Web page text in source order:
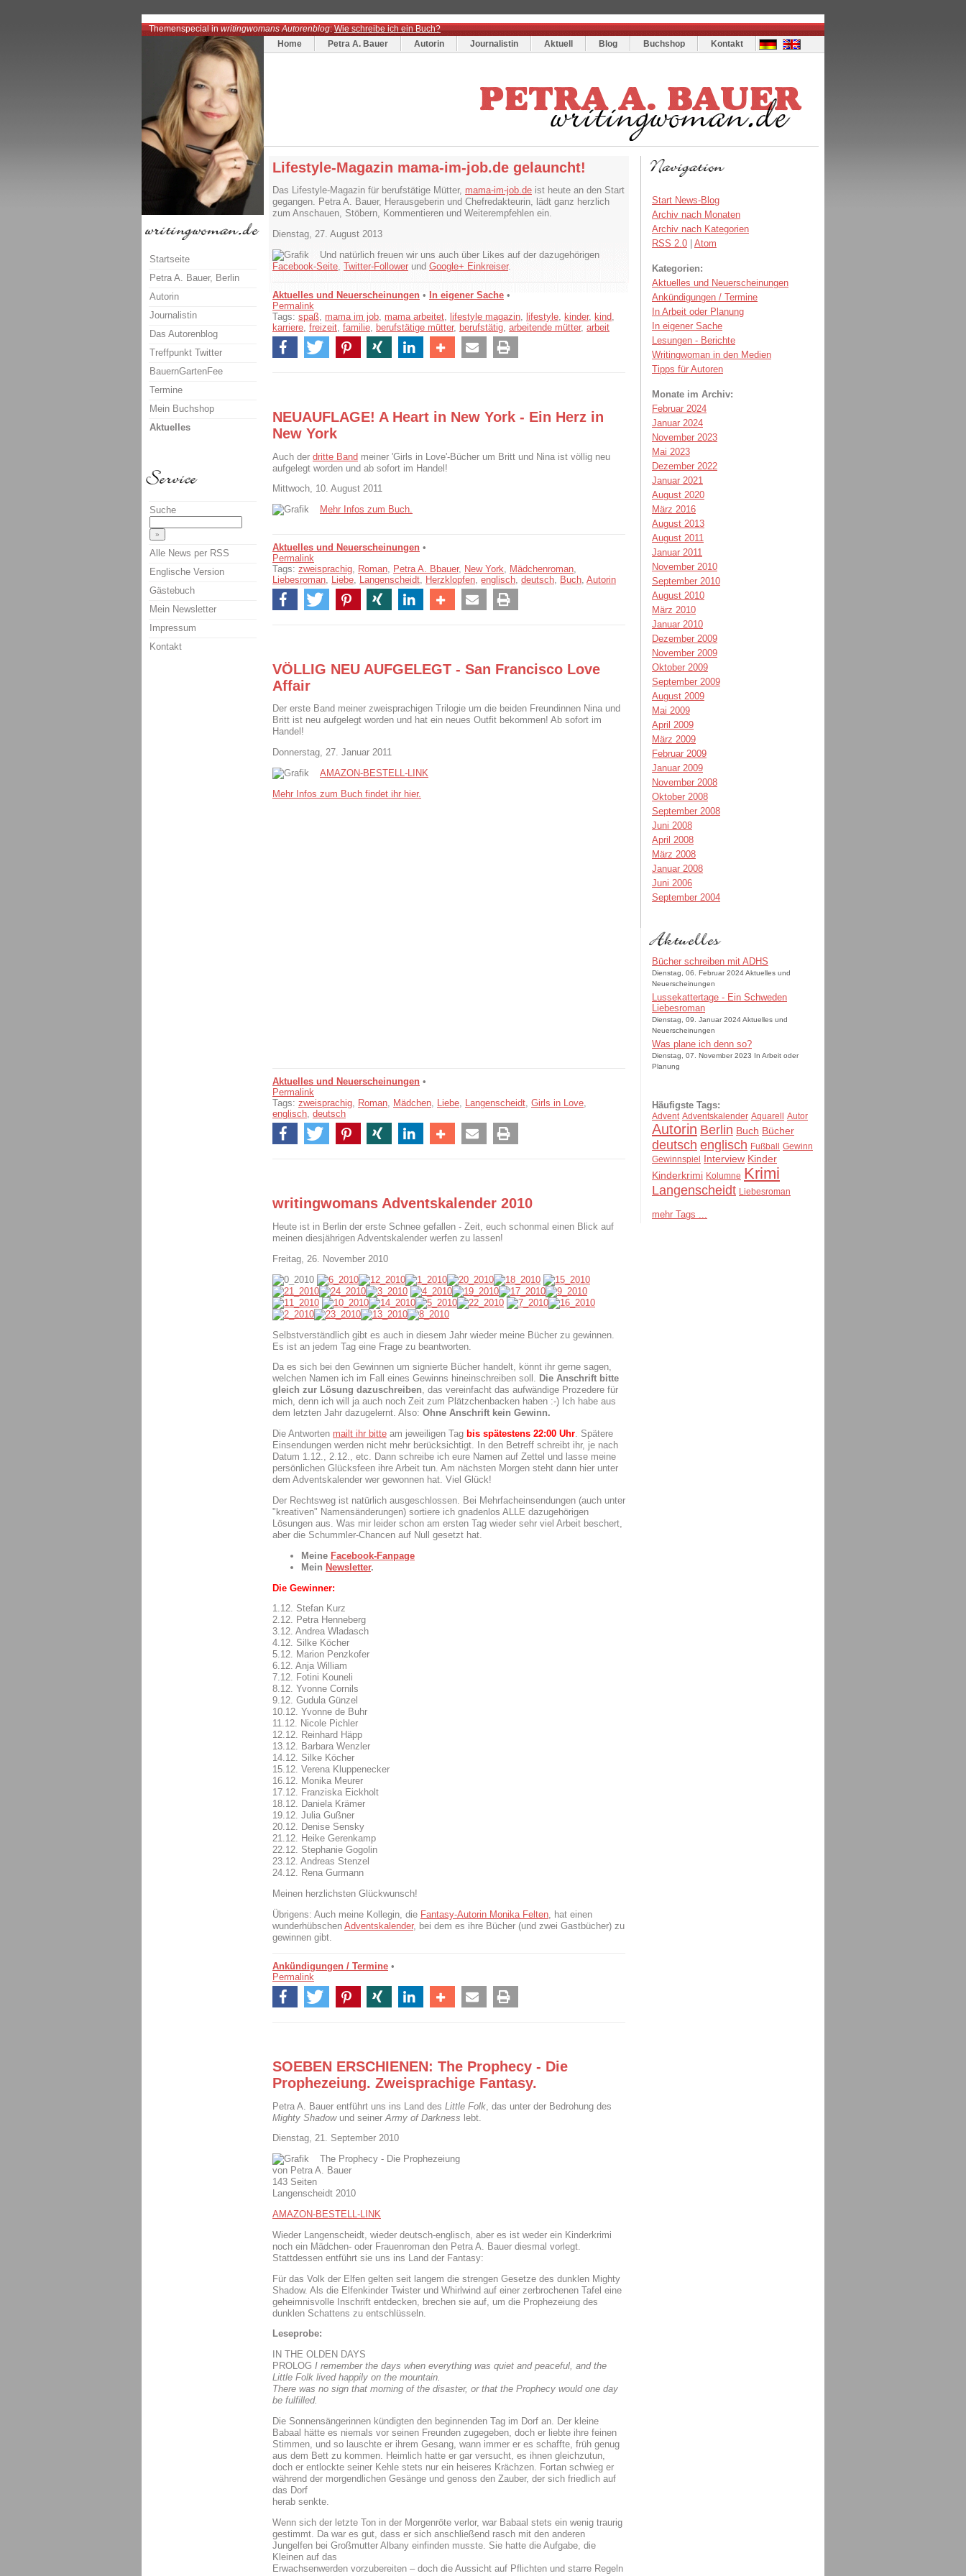
Themenspecial inwritingwomans Autorenblog:Wie schreibe ich ein Buch?
Home
Petra A. Bauer Autorin Journalistin Aktuell Blog Buchshop Kontakt
Lifestyle-Magazin mama-im-job.de gelauncht!
Das Lifestyle-Magazin für berufstätige Mütter, mama-im-job.de ist heute an den Start
gegangen. Petra A. Bauer, Herausgeberin und Chefredakteurin, lädt ganz herzlich
zum Anschauen, Stöbern, Kommentieren und Weiterempfehlen ein.
Dienstag, 27. August 2013
Und natürlich freuen wir uns auch über Likes auf der dazugehörigen
Facebook-Seite Twitter-Follower und Google+ Einkreiser.
Aktuelles und Neuerscheinungen • In eigener Sache •
Permalink
Tags: spaß mama im job mama arbeitet lifestyle magazin lifestyle kinder, kind
karriere freizeit familie berufstätige mütter, berufstätig arbeitende mütter, arbeit
NEUAUFLAGE! A Heart in New York - Ein Herz in
New York
Auch der dritte Band meiner 'Girls in Love'-Bücher um Britt und Nina ist völlig neu
aufgelegt worden und ab sofort im Handel!
Mittwoch, 10. August 2011
Mehr Infos zum Buch.
Aktuelles und Neuerscheinungen •
Permalink
Tags: zweisprachig Roman Petra A. Bbauer, New York Mädchenroman
Liebesroman Liebe Langenscheidt Herzklopfen englisch deutsch Buch Autorin
VÖLLIG NEU AUFGELEGT - San Francisco Love
Affair
Der erste Band meiner zweisprachigen Trilogie um die beiden Freundinnen Nina und
Britt ist neu aufgelegt worden und hat ein neues Outfit bekommen! Ab sofort im
Handel!
Donnerstag, 27. Januar 2011
AMAZON-BESTELL-LINK
Mehr Infos zum Buch findet ihr hier.
Aktuelles und Neuerscheinungen •
Permalink
Tags: zweisprachig, Roman, Mädchen, Liebe, Langenscheidt, Girls in Love,
englisch, deutsch
writingwomans Adventskalender 2010
Heute ist in Berlin der erste Schnee gefallen - Zeit, euch schonmal einen Blick auf
meinen diesjährigen Adventskalender werfen zu lassen!
Freitag, 26. November 2010
Selbstverständlich gibt es auch in diesem Jahr wieder meine Bücher zu gewinnen.
Es ist an jedem Tag eine Frage zu beantworten.
Da es sich bei den Gewinnen um signierte Bücher handelt, könnt ihr gerne sagen,
welchen Namen ich im Fall eines Gewinns hineinschreiben soll. Die Anschrift bitte
gleich zur Lösung dazuschreiben, das vereinfacht das aufwändige Prozedere für
mich, denn ich will ja auch noch Zeit zum Plätzchenbacken haben :-) Ich habe aus
dem letzten Jahr dazugelernt. Also: Ohne Anschrift kein Gewinn.
Die Antworten mailt ihr bitte am jeweiligen Tag bis spätestens 22:00 Uhr. Spätere
Einsendungen werden nicht mehr berücksichtigt. In den Betreff schreibt ihr, je nach
Datum 1.12., 2.12., etc. Dann schreibe ich eure Namen auf Zettel und lasse meine
persönlichen Glücksfeen ihre Arbeit tun. Am nächsten Morgen steht dann hier unter
dem Adventskalender wer gewonnen hat. Viel Glück!
Der Rechtsweg ist natürlich ausgeschlossen. Bei Mehrfacheinsendungen (auch unter
"kreativen" Namensänderungen) sortiere ich gnadenlos ALLE dazugehörigen
Lösungen aus. Was mir leider schon am ersten Tag wieder sehr viel Arbeit beschert,
aber die Schummler-Chancen auf Null gesetzt hat.
Meine Facebook-Fanpage
Mein Newsletter.
Die Gewinner:
1.12. Stefan Kurz
2.12. Petra Henneberg
3.12. Andrea Wladasch
4.12. Silke Köcher
5.12. Marion Penzkofer
6.12. Anja William
7.12. Fotini Kouneli
8.12. Yvonne Cornils
9.12. Gudula Günzel
10.12. Yvonne de Buhr
11.12. Nicole Pichler
12.12. Reinhard Häpp
13.12. Barbara Wenzler
14.12. Silke Köcher
15.12. Verena Kluppenecker
16.12. Monika Meurer
17.12. Franziska Eickholt
18.12. Daniela Krämer
19.12. Julia Gußner
20.12. Denise Sensky
21.12. Heike Gerenkamp
22.12. Stephanie Gogolin
23.12. Andreas Stenzel
24.12. Rena Gurmann
Meinen herzlichsten Glückwunsch!
Übrigens: Auch meine Kollegin, die Fantasy-Autorin Monika Felten, hat einen
wunderhübschen Adventskalender, bei dem es ihre Bücher (und zwei Gastbücher) zu
gewinnen gibt.
Ankündigungen / Termine •
Permalink
SOEBEN ERSCHIENEN: The Prophecy - Die
Prophezeiung. Zweisprachige Fantasy.
Petra A. Bauer entführt uns ins Land des Little Folk , das unter der Bedrohung des
Mighty Shadowund seiner Army of Darkness lebt.
Dienstag, 21. September 2010
The Prophecy - Die Prophezeiung
von Petra A. Bauer
143 Seiten
Langenscheidt 2010
AMAZON-BESTELL-LINK
Wieder Langenscheidt, wieder deutsch-englisch, aber es ist weder ein Kinderkrimi
noch ein Mädchen- oder Frauenroman den Petra A. Bauer diesmal vorlegt.
Stattdessen entführt sie uns ins Land der Fantasy:
Für das Volk der Elfen gelten seit langem die strengen Gesetze des dunklen Mighty
Shadow. Als die Elfenkinder Twister und Whirlwind auf einer zerbrochenen Tafel eine
geheimnisvolle Inschrift entdecken, brechen sie auf, um die Prophezeiung des
dunklen Schattens zu entschlüsseln.
Leseprobe:
IN THE OLDEN DAYS
PROLOG I remember the days when everything was quiet and peaceful, and the
Little Folk lived happily on the mountain.
There was no sign that morning of the disaster, or that the Prophecy would one day
be fulfilled.
Die Sonnensängerinnen kündigten den beginnenden Tag im Dorf an. Der kleine
Babaal hätte es niemals vor seinen Freunden zugegeben, doch er liebte ihre feinen
Stimmen, und so lauschte er ihrem Gesang, wann immer er es schaffte, früh genug
aus dem Bett zu kommen. Heimlich hatte er gar versucht, es ihnen gleichzutun,
doch er entlockte seiner Kehle stets nur ein heiseres Krächzen. Fortan schwieg er
während der morgendlichen Gesänge und genoss den Zauber, der sich friedlich auf
das Dorf
herab senkte.
Wenn sich der letzte Ton in der Morgenröte verlor, war Babaal stets ein wenig traurig
gestimmt. Da war es gut, dass er sich anschließend rasch mit den anderen
Jungelfen bei Großmutter Albany einfinden musste. Sie hatte die Aufgabe, die
Kleinen auf das
Erwachsenwerden vorzubereiten – doch die Aussicht auf Pflichten und starre Regeln
Start News-Blog
Archiv nach Monaten
Archiv nach Kategorien
RSS 2.0 | Atom
Kategorien:
Aktuelles und Neuerscheinungen
Ankündigungen / Termine
In Arbeit oder Planung
In eigener Sache
Lesungen - Berichte
Writingwoman in den Medien
Tipps für Autoren
Monate im Archiv:
Februar 2024
Januar 2024
November 2023
Mai 2023
Dezember 2022
Januar 2021
August 2020
März 2016
August 2013
August 2011
Januar 2011
November 2010
September 2010
August 2010
März 2010
Januar 2010
Dezember 2009
November 2009
Oktober 2009
September 2009
August 2009
Mai 2009
April 2009
März 2009
Februar 2009
Januar 2009
November 2008
Oktober 2008
September 2008
Juni 2008
April 2008
März 2008
Januar 2008
Juni 2006
September 2004
Bücher schreiben mit ADHS
Dienstag, 06. Februar 2024 Aktuelles und
Neuerscheinungen
Lussekattertage - Ein Schweden
Liebesroman
Dienstag, 09. Januar 2024 Aktuelles und
Neuerscheinungen
Was plane ich denn so?
Dienstag, 07. November 2023 In Arbeit oder
Planung
Häufigste Tags:
Advent Adventskalender Aquarell Autor
Autorin Berlin Buch Bücher
deutsch englisch Fußball Gewinn
Gewinnspiel Interview Kinder
Kinderkrimi Kolumne Krimi
Langenscheidt Liebesroman
mehr Tags ...
Startseite
Petra A. Bauer, Berlin
Autorin
Journalistin
Das Autorenblog
Treffpunkt Twitter
BauernGartenFee
Termine
Mein Buchshop
Aktuelles
Suche
Alle News per RSS
Englische Version
Gästebuch
Mein Newsletter
Impressum
Kontakt